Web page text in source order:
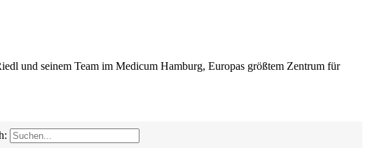
und seinem Team im Medicum Hamburg, Europas größtem Zentrum für